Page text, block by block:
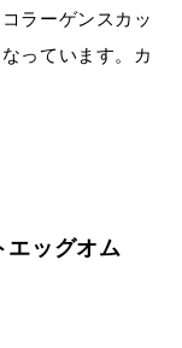
ラーゲンスカッ
っています。カ
エッグオム